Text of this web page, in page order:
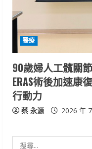
醫療
90歲婦人工髖關
ERAS術後加速康
行動力
蔡 永源 2026 年